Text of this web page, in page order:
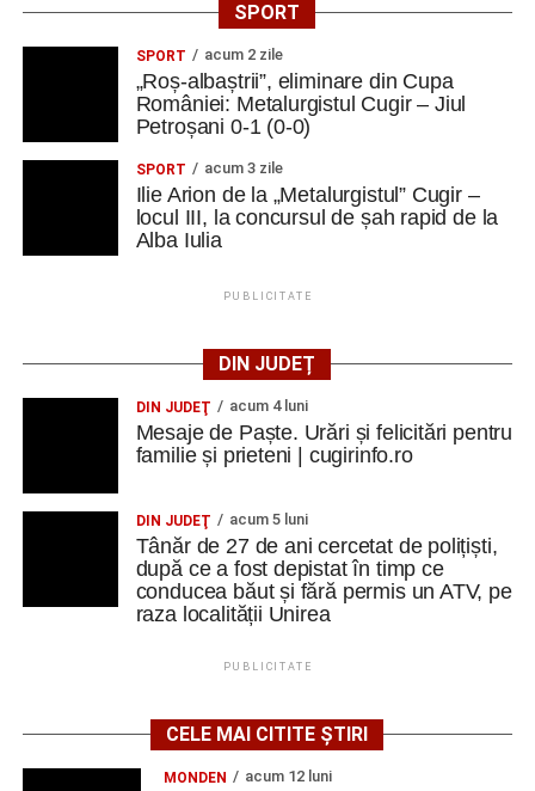
SPORT
SPORT acum 2 zile
„Roș-albaștrii”, eliminare din Cupa
României: Metalurgistul Cugir – Jiul
Petroșani 0-1 (0-0)
SPORT acum 3 zile
Ilie Arion de la „Metalurgistul” Cugir –
locul III, la concursul de șah rapid de la
Alba Iulia
PUBLICITATE
DIN JUDEȚ
DIN JUDEŢ acum 4 luni
Mesaje de Paște. Urări și felicitări pentru
familie și prieteni | cugirinfo.ro
DIN JUDEŢ acum 5 luni
Tânăr de 27 de ani cercetat de polițiști,
după ce a fost depistat în timp ce
conducea băut și fără permis un ATV, pe
raza localității Unirea
PUBLICITATE
CELE MAI CITITE ȘTIRI
MONDEN acum 12 luni